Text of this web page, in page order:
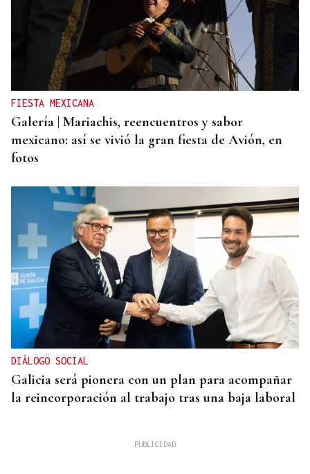
FIESTA MEXICANA
Galería | Mariachis, reencuentros y sabor
mexicano: así se vivió la gran fiesta de Avión, en
fotos
DIÁLOGO SOCIAL
Galicia será pionera con un plan para acompañar
la reincorporación al trabajo tras una baja laboral